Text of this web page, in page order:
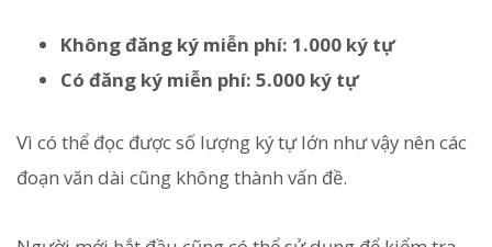
Không đăng ký miễn phí: 1.000 ký tự
Có đăng ký miễn phí: 5.000 ký tự
Vì có thể đọc được số lượng ký tự lớn như vậy nên các
đoạn văn dài cũng không thành vấn đề.